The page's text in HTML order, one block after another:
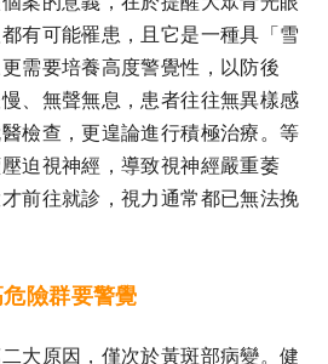
有可能罹患，且它是一種具「雪
需要培養高度警覺性，以防後
、無聲無息，患者往往無異樣感
檢查，更遑論進行積極治療。等
迫視神經，導致視神經嚴重萎
前往就診，視力通常都已無法挽
險群要警覺
大原因，僅次於黃斑部病變。健